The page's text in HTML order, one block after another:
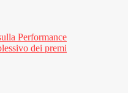
Performance
dei premi